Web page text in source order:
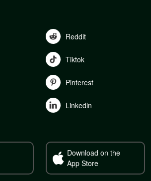
Reddit
Tiktok
Pinterest
Linkedln
Download on the
App Store